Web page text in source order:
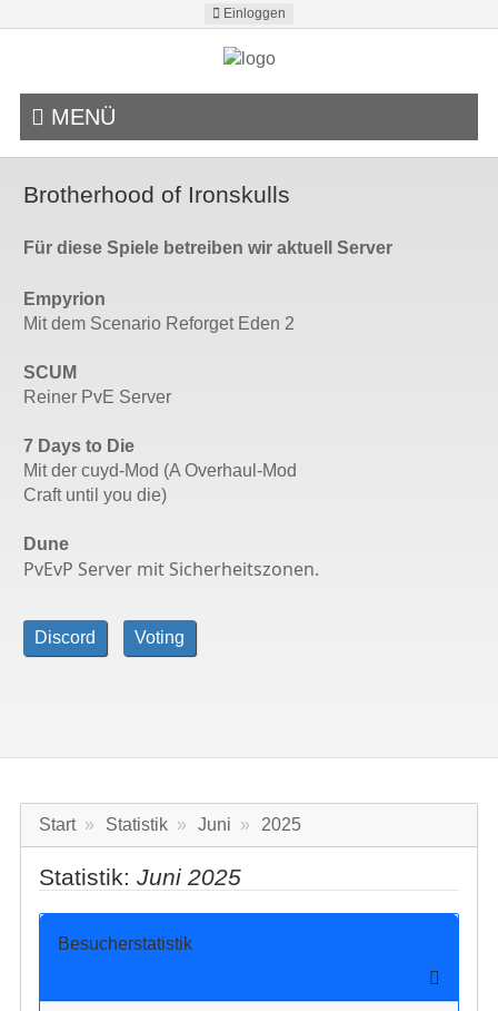
Einloggen
MENÜ
Brotherhood of Ironskulls
Für diese Spiele betreiben wir aktuell Server
Empyrion
Mit dem Scenario Reforget Eden 2
SCUM
Reiner PvE Server
7 Days to Die
Mit der cuyd-Mod (A Overhaul-Mod
Craft until you die)
Dune
PvEvP Server mit Sicherheitszonen.
Discord Voting
Start Statistik Juni 2025
Statistik: Juni 2025
Besucherstatistik